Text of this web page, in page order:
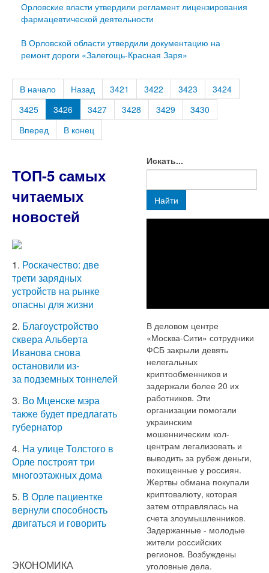
Орловские власти утвердили регламент лицензирования
фармацевтической деятельности
В Орловской области утвердили документацию на
ремонт дороги «Залегощь-Красная Заря»
В начало Назад 3421 3422 3423
3424
3425
3426 3427 3428 3429
3430
Вперед
В конец
ТОП-5 самых
читаемых
новостей
1. Роскачество: две
трети зарядных
устройств на рынке
опасны для жизни
2. Благоустройство
сквера Альберта
Иванова снова
остановили из-
за подземных тоннелей
3. Во Мценске мэра
также будет предлагать
губернатор
4. На улице Толстого в
Орле построят три
многоэтажных дома
5. В Орле пациентке
вернули способность
двигаться и говорить
ЭКОНОМИКА
Искать...
Найти
В деловом центре
«Москва-Сити» сотрудники
ФСБ закрыли девять
нелегальных
криптообменников и
задержали более 20 их
работников. Эти
организации помогали
украинским
мошенническим кол-
центрам легализовать и
выводить за рубеж деньги,
похищенные у россиян.
Жертвы обмана покупали
криптовалюту, которая
затем отправлялась на
счета злоумышленников.
Задержанные - молодые
жители российских
регионов. Возбуждены
уголовные дела.